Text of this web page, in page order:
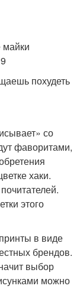
похудеть
со
фаворитами,
хаки.
этого
в виде
брендов.
выбор
можно